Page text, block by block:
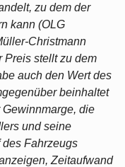
zu dem der
kann (OLG
Christmann
Preis stellt zu dem
auch den Wert des
beinhaltet
die
und seine
Fahrzeugs
Zeitaufwand